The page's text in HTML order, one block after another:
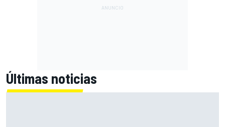
Últimas noticias